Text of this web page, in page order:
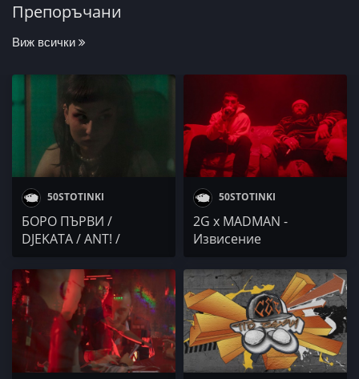
Препоръчани
Виж всички
50STOTINKI
БОРО ПЪРВИ /
DJEKATA / ANT! /
YMPRL / Monica Koleva
/ IRLANDECA / Осем
Пет / 4BARS
50STOTINKI
2G x MADMAN -
Извисение